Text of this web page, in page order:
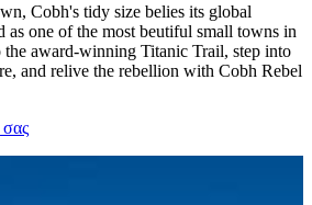
Cobh's tidy size belies its global
as one of the most beutiful small towns in
the award-winning Titanic Trail, step into
and relive the rebellion with Cobh Rebel
σας